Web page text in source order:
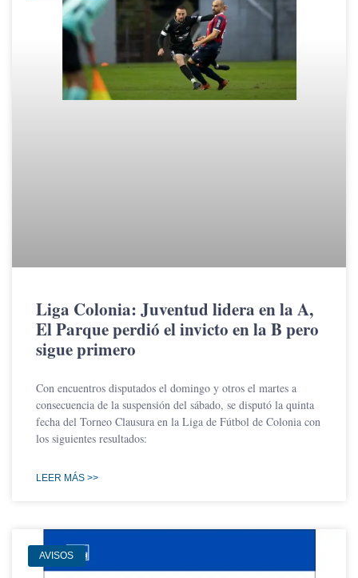
Liga Colonia: Juventud lidera en la A,
El Parque perdió el invicto en la B pero
sigue primero
Con encuentros disputados el domingo y otros el martes a
consecuencia de la suspensión del sábado, se disputó la quinta
fecha del Torneo Clausura en la Liga de Fútbol de Colonia con
los siguientes resultados:
LEER MÁS >>
AVISOS